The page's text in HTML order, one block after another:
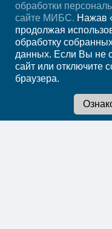
обработки
сайте МИБС. Нажав
продолжая
обработку
данных. Если Вы не
сайт или отключите
браузера.